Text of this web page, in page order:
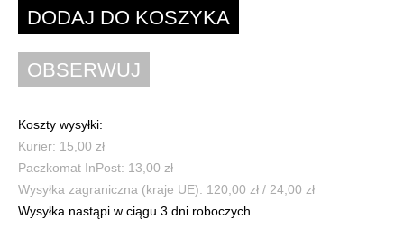
Koszty wysyłki:
Kurier: 15,00 zł
Paczkomat InPost: 13,00 zł
Wysyłka zagraniczna (kraje UE): 120,00 zł / 24,00 zł
Wysyłka nastąpi w ciągu 3 dni roboczych